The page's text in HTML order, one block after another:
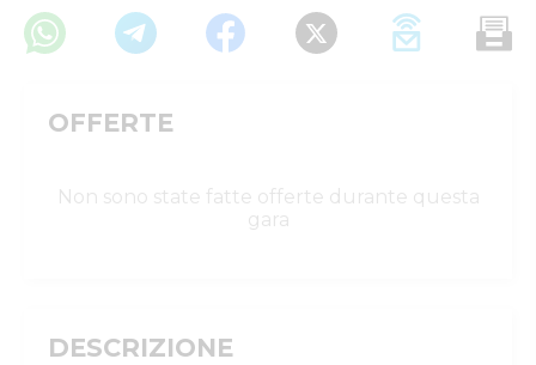
OFFERTE
Non sono state fatte offerte durante questa
gara
DESCRIZIONE